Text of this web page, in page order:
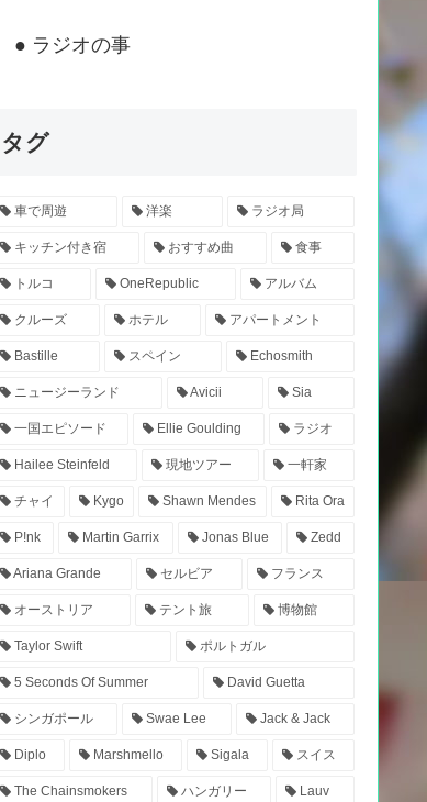
● ラジオの事
タグ
車で周遊 洋楽 ラジオ局
キッチン付き宿 おすすめ曲 食事
トルコ OneRepublic アルバム
クルーズ ホテル アパートメント
Bastille スペイン Echosmith
ニュージーランド Avicii Sia
一国エピソード Ellie Goulding ラジオ
Hailee Steinfeld 現地ツアー 一軒家
チャイ Kygo Shawn Mendes Rita Ora
P!nk Martin Garrix Jonas Blue Zedd
Ariana Grande セルビア フランス
オーストリア テント旅 博物館
Taylor Swift ポルトガル
5 Seconds Of Summer David Guetta
シンガポール Swae Lee Jack & Jack
Diplo Marshmello Sigala スイス
The Chainsmokers ハンガリー Lauv